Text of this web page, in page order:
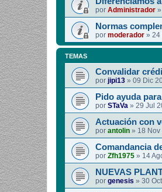
por Administrador »
Normas
por moderador » 24
TEMAS
Convalidar
por jipi13 » 09 Dic
Pido ayuda
por STaVa » 29 Jul
Actuación con
por antolin » 18 Nov
Comandancia
por Zfh1975 » 14
NUEVAS
por genesis » 30